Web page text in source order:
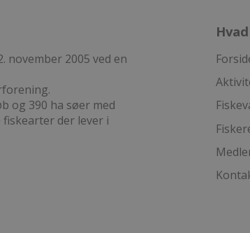
november 2005 ved en
og 390 ha søer med
der lever i